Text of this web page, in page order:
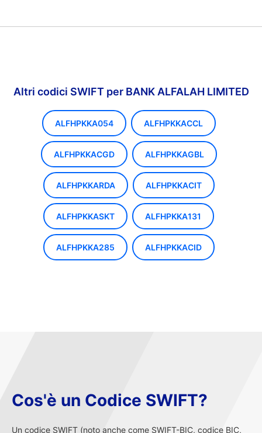
Altri codici SWIFT per BANK ALFALAH LIMITED
ALFHPKKA054 ALFHPKKACCL
ALFHPKKACGD ALFHPKKAGBL
ALFHPKKARDA ALFHPKKACIT
ALFHPKKASKT ALFHPKKA131
ALFHPKKA285 ALFHPKKACID
Cos'è un Codice SWIFT?
Un codice SWIFT (noto anche come SWIFT-BIC, codice BIC,